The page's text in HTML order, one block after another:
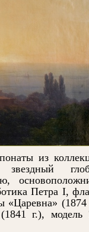
из
Петра I,
«Царевна» (1874
г.), модель